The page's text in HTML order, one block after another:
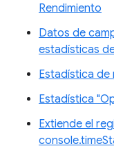
Rendimiento
Datos de
estadísticas
Estadística
Estadística
Extiende el